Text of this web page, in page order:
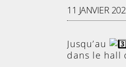
11 JANVIER
Jusqu’au
dans le hall